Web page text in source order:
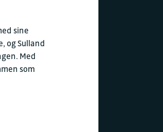
sine
og Sulland
Med
som